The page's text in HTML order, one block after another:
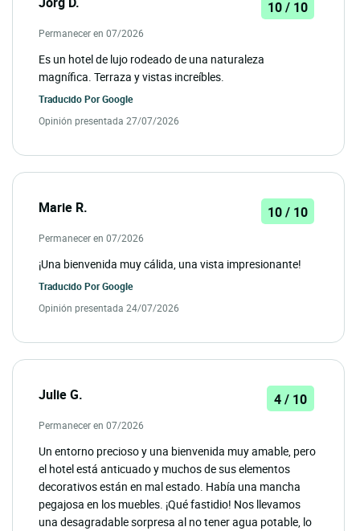
10 / 10
Permanecer en 07/2026
Es un hotel de lujo rodeado de una naturaleza
magnífica. Terraza y vistas increíbles.
Traducido PorGoogle
Opinión presentada 27/07/2026
Marie R. 10 / 10
Permanecer en 07/2026
¡Una bienvenida muy cálida, una vista impresionante!
Traducido PorGoogle
Opinión presentada 24/07/2026
Julie G. 4 / 10
Permanecer en 07/2026
Un entorno precioso y una bienvenida muy amable, pero
el hotel está anticuado y muchos de sus elementos
decorativos están en mal estado. Había una mancha
pegajosa en los muebles. ¡Qué fastidio! Nos llevamos
una desagradable sorpresa al no tener agua potable, lo